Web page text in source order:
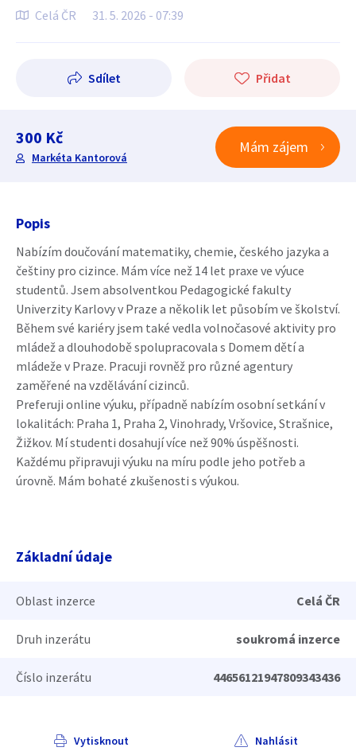
Celá ČR 31. 5. 2026 - 07:39
Sdílet Přidat
300 Kč
Markéta Kantorová
Mám zájem
Popis
Nabízím doučování matematiky, chemie, českého jazyka a
češtiny pro cizince. Mám více než 14 let praxe ve výuce
studentů. Jsem absolventkou Pedagogické fakulty
Univerzity Karlovy v Praze a několik let působím ve školství.
Během své kariéry jsem také vedla volnočasové aktivity pro
mládež a dlouhodobě spolupracovala s Domem dětí a
mládeže v Praze. Pracuji rovněž pro různé agentury
zaměřené na vzdělávání cizinců.
Preferuji online výuku, případně nabízím osobní setkání v
lokalitách: Praha 1, Praha 2, Vinohrady, Vršovice, Strašnice,
Žižkov. Mí studenti dosahují více než 90% úspěšnosti.
Každému připravuji výuku na míru podle jeho potřeb a
úrovně. Mám bohaté zkušenosti s výukou.
Základní údaje
Oblast inzerce Celá ČR
Druh inzerátu soukromá inzerce
Číslo inzerátu 44656121947809343436
Vytisknout Nahlásit